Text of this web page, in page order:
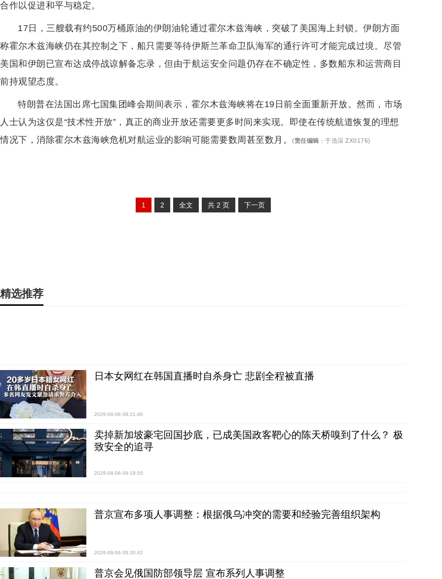
合作以促进和平与稳定。
17日，三艘载有约500万桶原油的伊朗油轮通过霍尔木兹海峡，突破了美国海上封锁。伊朗方面
称霍尔木兹海峡仍在其控制之下，船只需要等待伊斯兰革命卫队海军的通行许可才能完成过境。尽管
美国和伊朗已宣布达成停战谅解备忘录，但由于航运安全问题仍存在不确定性，多数船东和运营商目
前持观望态度。
特朗普在法国出席七国集团峰会期间表示，霍尔木兹海峡将在19日前全面重新开放。然而，市场
人士认为这仅是“技术性开放”，真正的商业开放还需要更多时间来实现。即使在传统航道恢复的理想
情况下，消除霍尔木兹海峡危机对航运业的影响可能需要数周甚至数月。
(责任编辑 ： 于浩淙 ZX0176)
1 2 全文 共 2 页 下一页
精选推荐
日本女网红在韩国直播时自杀身亡 悲剧全程被直播
2026-08-06 09:21:46
卖掉新加坡豪宅回国抄底，已成美国政客靶心的陈天桥嗅到了什么？ 极
致安全的追寻
2026-08-06 09:19:50
普京宣布多项人事调整：根据俄乌冲突的需要和经验完善组织架构
2026-08-06 08:20:42
普京会见俄国防部领导层 宣布系列人事调整